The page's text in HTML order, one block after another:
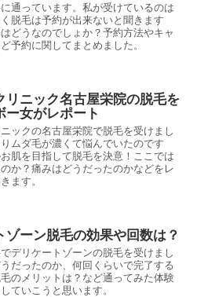
通っています。私が受けているのは
脱毛は予約が出来ないと聞きます
どうなのでしょか？予約方法やキャ
予約に関してまとめました。
リニック名古屋栄院の脱毛を
ー女がレポート
ックの名古屋栄院で脱毛を受けまし
ムダ毛が濃くて悩んでいたのです
肌を目指して脱毛を決意！ここでは
か？痛みはどうだったのかなどをレ
ます。
ゾーン脱毛の効果や回数は？
デリケートゾーンの脱毛を受けまし
だったのか、何回くらいで完了する
のメリットは？など通ってみた体験
ていこうと思います。